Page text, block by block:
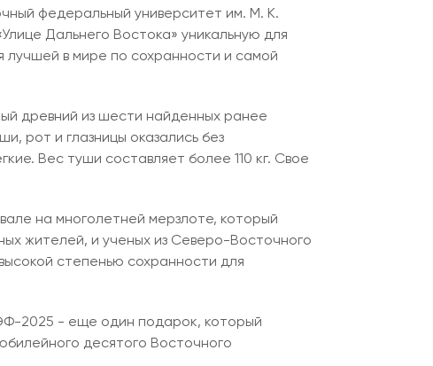
федеральный университет им. М. К.
Дальнего Востока» уникальную для
лучшей в мире по сохранности и самой
древний из шести найденных ранее
рот и глазницы оказались без
Вес туши составляет более 110 кг. Свое
на многолетней мерзлоте, который
жителей, и ученых из Северо-Восточного
степенью сохранности для
2025 - еще один подарок, который
десятого Восточного